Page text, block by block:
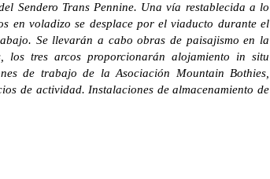
Sendero Trans Pennine. Una vía restablecida a lo
en voladizo se desplace por el viaducto durante el
Se llevarán a cabo obras de paisajismo en la
los tres arcos proporcionarán alojamiento in situ
de trabajo de la Asociación Mountain Bothies,
de actividad. Instalaciones de almacenamiento de